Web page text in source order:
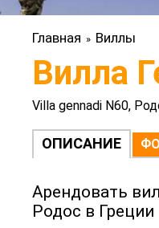
Главная » Виллы
Вилла
Villa gennadi N60,
ОПИСАНИЕ
Арендовать
Родос в Греции